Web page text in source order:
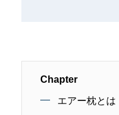
Chapter
エアー枕とは